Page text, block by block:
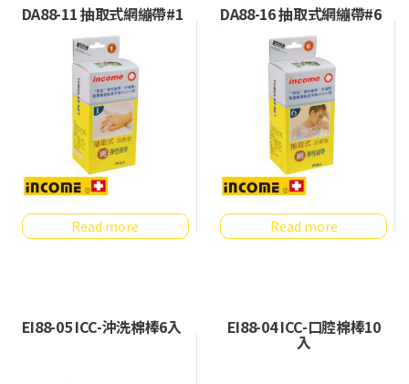
DA88-11 抽取式網繃帶#1
Read more
DA88-16 抽取式網繃帶#6
Read more
EI88-05 ICC-沖洗棉棒6入 EI88-04 ICC-口腔棉棒10
入